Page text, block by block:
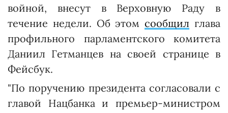
войной, внесут в Верховную Раду в
течение недели. Об этомсообщил глава
профильного парламентского комитета
Даниил Гетманцев на своей странице в
Фейсбук.
"По поручению президента согласовали с
главой Нацбанка и премьер-министром